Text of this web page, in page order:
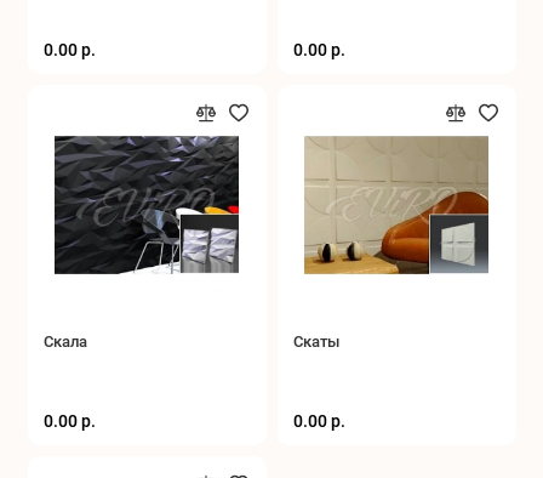
0.00 р. 0.00 р.
Скала
0.00 р.
Скаты
0.00 р.